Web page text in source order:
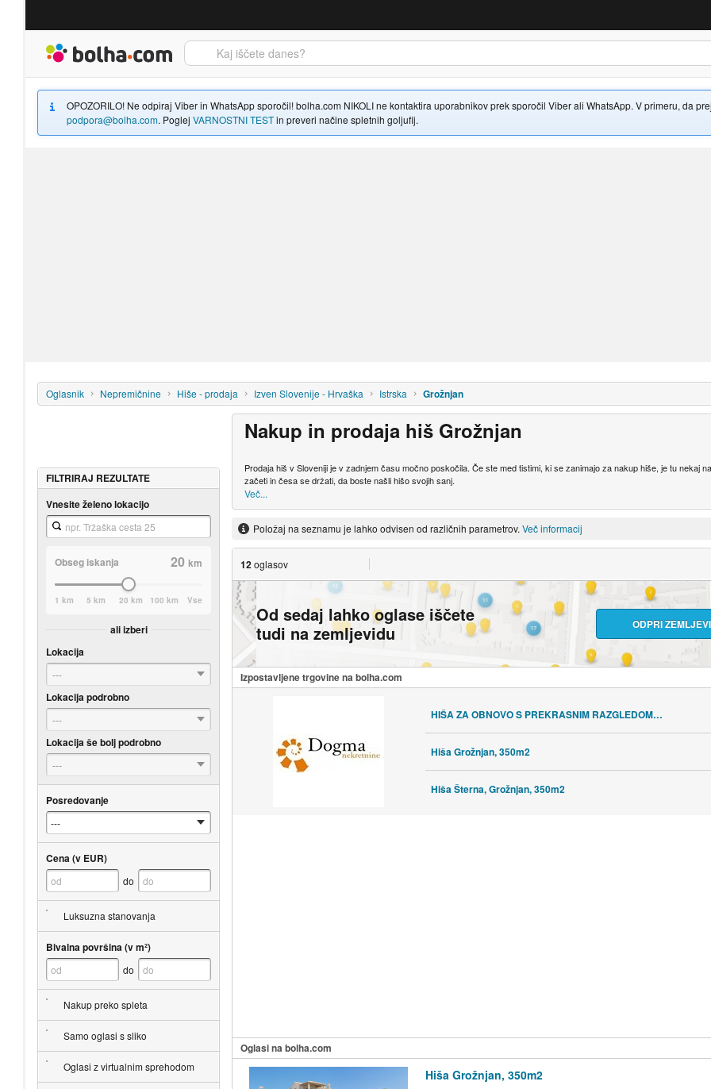
OPOZORILO! Ne odpiraj Viber in WhatsApp sporočil! bolha.com NIKOLI ne kontaktira uporabnikov prek sporočil Viber ali WhatsApp. V primeru, da
podpora@bolha.com. Poglej VARNOSTNI TESTin preveri načine spletnih goljufij.
Oglasnik Nepremičnine Hiše - prodaja Izven Slovenije - Hrvaška Istrska Grožnjan
Nakup in prodaja hiš Grožnjan
Prodaja hiš v Sloveniji je v zadnjem času močno poskočila. Če ste med tistimi, ki se zanimajo za nakup hiše, je tu nekaj
začeti in česa se držati, da boste našli hišo svojih sanj.
Več...
Položaj na seznamu je lahko odvisen od različnih parametrov. Več informacij
12oglasov
Od sedaj lahko oglase iščete
tudi na zemljevidu
ODPRI
Izpostavljene trgovine na bolha.com
HIŠA ZA OBNOVO S PREKRASNIM RAZGLEDOM, GROŽNJAN
Hiša Grožnjan, 350m2
Hiša Šterna, Grožnjan, 350m2
Oglasi na bolha.com
Hiša Grožnjan, 350m2
FILTRIRAJ REZULTATE
Vnesite želeno lokacijo
Obseg iskanja 20km
1 km 5 km 20 km 100 km Vse
ali izberi
Lokacija
---
Lokacija podrobno
---
Lokacija še bolj podrobno
---
Posredovanje
Cena (v EUR)
do
Luksuzna stanovanja
Bivalna površina (v m²)
do
Nakup preko spleta
Samo oglasi s sliko
Oglasi z virtualnim sprehodom